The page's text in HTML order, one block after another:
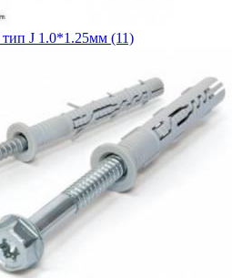
J 1.0*1.25мм (11)